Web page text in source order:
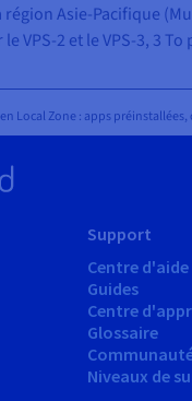
région Asie-Pacifique
VPS-2 et le VPS-3, 3
Local Zone : apps
Support
Centre d'aide
Guides
Centre
Glossaire
Niveaux de